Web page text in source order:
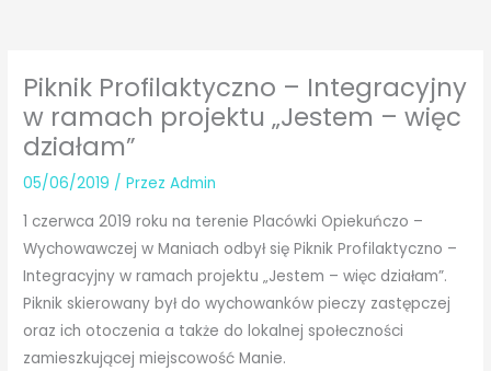
Piknik Profilaktyczno – Integracyjny
w ramach projektu „Jestem – więc
działam”
05/06/2019 / PrzezAdmin
1 czerwca 2019 roku na terenie Placówki Opiekuńczo –
Wychowawczej w Maniach odbył się Piknik Profilaktyczno –
Integracyjny w ramach projektu „Jestem – więc działam”.
Piknik skierowany był do wychowanków pieczy zastępczej
oraz ich otoczenia a także do lokalnej społeczności
zamieszkującej miejscowość Manie.